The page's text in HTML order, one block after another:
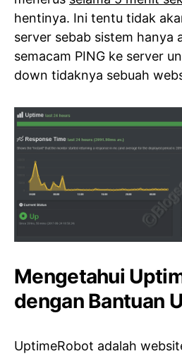
hentinya. Ini tentu tidak
server sebab sistem hanya
semacam PING ke server
down tidaknya sebuah
Mengetahui
dengan Bantuan
UptimeRobot adalah